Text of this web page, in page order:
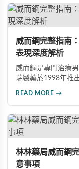
威而鋼完整指南
表現深度解析
威而鋼是專門治療
瑞製藥於1998年推
READ MORE →
林林藥局威而鋼
意事項